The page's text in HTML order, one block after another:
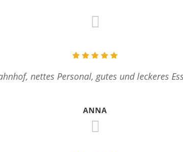
nettes Personal, gutes und leckeres
ANNA